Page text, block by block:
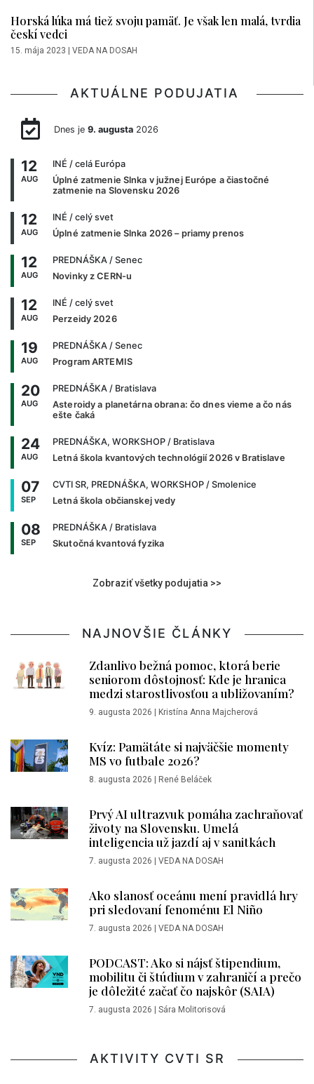
Horská lúka má tiež svoju pamäť. Je však len malá, tvrdia
českí vedci
15. mája 2023 VEDA NA DOSAH
AKTUÁLNE PODUJATIA
Dnes je 9. augusta2026
12
AUG
INÉ / celá Európa
Úplné zatmenie Slnka v južnej Európe a čiastočné
zatmenie na Slovensku 2026
12
AUG
INÉ / celý svet
Úplné zatmenie Slnka 2026 – priamy prenos
12
AUG
PREDNÁŠKA / Senec
Novinky z CERN-u
12
AUG
INÉ / celý svet
Perzeidy 2026
19
AUG
PREDNÁŠKA / Senec
Program ARTEMIS
20
AUG
PREDNÁŠKA / Bratislava
Asteroidy a planetárna obrana: čo dnes vieme a čo nás
ešte čaká
24
AUG
PREDNÁŠKA, WORKSHOP / Bratislava
Letná škola kvantových technológií 2026 v Bratislave
07
SEP
CVTI SR, PREDNÁŠKA, WORKSHOP / Smolenice
Letná škola občianskej vedy
08
SEP
PREDNÁŠKA / Bratislava
Skutočná kvantová fyzika
Zobraziť všetky podujatia >>
NAJNOVŠIE ČLÁNKY
Zdanlivo bežná pomoc, ktorá berie
seniorom dôstojnosť: Kde je hranica
medzi starostlivosťou a ubližovaním?
9. augusta 2026 Kristína Anna Majcherová
Kvíz: Pamätáte si najväčšie momenty
MS vo futbale 2026?
8. augusta 2026 René Beláček
Prvý AI ultrazvuk pomáha zachraňovať
životy na Slovensku. Umelá
inteligencia už jazdí aj v sanitkách
7. augusta 2026 VEDA NA DOSAH
Ako slanosť oceánu mení pravidlá hry
pri sledovaní fenoménu El Niño
7. augusta 2026 VEDA NA DOSAH
PODCAST: Ako si nájsť štipendium,
mobilitu či štúdium v zahraničí a prečo
je dôležité začať čo najskôr (SAIA)
7. augusta 2026 Sára Molitorisová
AKTIVITY CVTI SR